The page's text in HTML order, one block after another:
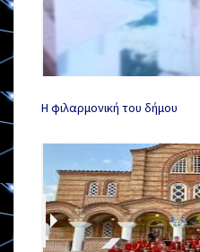
Η φιλαρμονική του δήμου